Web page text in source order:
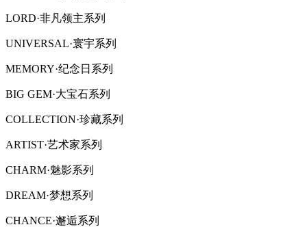
LORD·非凡领主系列
UNIVERSAL·寰宇系列
MEMORY·纪念日系列
BIG GEM·大宝石系列
COLLECTION·珍藏系列
ARTIST·艺术家系列
CHARM·魅影系列
DREAM·梦想系列
CHANCE·邂逅系列